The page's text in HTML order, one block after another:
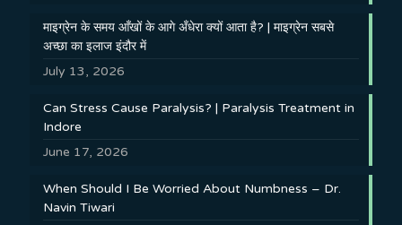
माइग्रेन के समय आँखों के आगे अँधेरा क्यों आता है? | माइग्रेन सबसे
अच्छा का इलाज इंदौर में
July 13, 2026
Can Stress Cause Paralysis? | Paralysis Treatment in
Indore
June 17, 2026
When Should I Be Worried About Numbness – Dr.
Navin Tiwari